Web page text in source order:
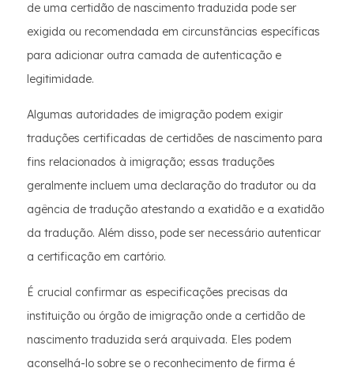
de uma certidão de nascimento traduzida pode ser
exigida ou recomendada em circunstâncias específicas
para adicionar outra camada de autenticação e
legitimidade.
Algumas autoridades de imigração podem exigir
traduções certificadas de certidões de nascimento para
fins relacionados à imigração; essas traduções
geralmente incluem uma declaração do tradutor ou da
agência de tradução atestando a exatidão e a exatidão
da tradução. Além disso, pode ser necessário autenticar
a certificação em cartório.
É crucial confirmar as especificações precisas da
instituição ou órgão de imigração onde a certidão de
nascimento traduzida será arquivada. Eles podem
aconselhá-lo sobre se o reconhecimento de firma é